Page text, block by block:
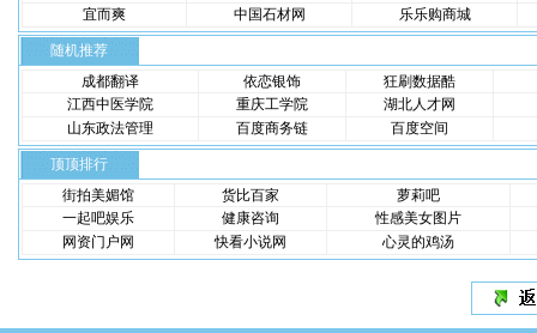
宜而爽
中国石材网 乐乐购商城
随机推荐
成都翻译
依恋银饰
狂刷数据酷
江西中医学院
重庆工学院
湖北人才网
山东政法管理
百度商务链 百度空间
顶顶排行
街拍美媚馆
货比百家
萝莉吧
一起吧娱乐
健康咨询
性感美女图片
网资门户网
快看小说网 心灵的鸡汤